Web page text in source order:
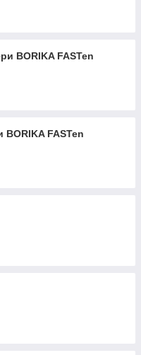
BORIKA FASTen
FASTen